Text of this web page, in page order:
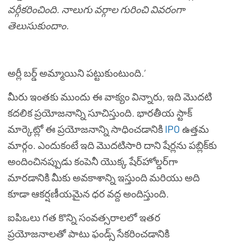
వర్గీకరించింది. నాలుగు వర్గాల గురించి వివరంగా
తెలుసుకుందాం.
అర్లీ బర్డ్ అమ్మాయిని పట్టుకుంటుంది.’
మీరు ఇంతకు ముందు ఈ వాక్యం విన్నారు, ఇది మొదటి
కదలిక ప్రయోజనాన్ని సూచిస్తుంది. భారతీయ స్టాక్
మార్కెట్లో ఈ ప్రయోజనాన్ని సాధించడానికి IPO ఉత్తమ
మార్గం. ఎందుకంటే ఇది మొదటిసారి దాని షేర్లను పబ్లిక్‌కు
అందించినప్పుడు కంపెనీ యొక్క షేర్‌హోల్డర్‌గా
మారడానికి మీకు అవకాశాన్ని ఇస్తుంది మరియు అది
కూడా ఆకర్షణీయమైన ధర వద్ద అందిస్తుంది.
ఐపిఒలు గత కొన్ని సంవత్సరాలలో ఇతర
ప్రయోజనాలతో పాటు ఫండ్స్ సేకరించడానికి